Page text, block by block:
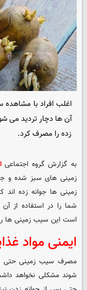
اغلب افراد با مشاهده
آن ها دچار تردید می
زده را مصرف کرد.
به گزارش گروه اجتماعی
زمینی های سبز شده و
زمینی ها جوانه زده
شما را در استفاده از
است این سیب زمینی ها
ایمنی مواد
مصرف سیب زمینی حتی
شوند مشکلی نخواهد